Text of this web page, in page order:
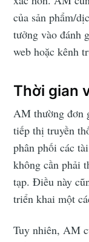
của sản phẩm/
tưởng vào đánh
web hoặc kênh
Thời gian
AM thường đơn
tiếp thị truyền
phân phối các
không cần phải
tạp. Điều này
triển khai một
Tuy nhiên, AM